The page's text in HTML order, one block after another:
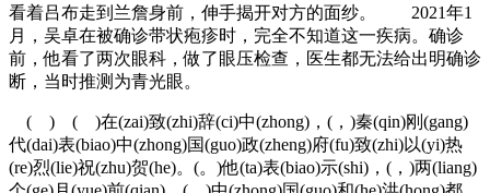
看着吕布走到兰詹身前，伸手揭开对方的面纱。 2021年1
月，吴卓在被确诊带状疱疹时，完全不知道这一疾病。确诊
前，他看了两次眼科，做了眼压检查，医生都无法给出明确诊
断，当时推测为青光眼。
( ) ( )在(zai)致(zhi)辞(ci)中(zhong)，(，)秦(qin)刚(gang)
代(dai)表(biao)中(zhong)国(guo)政(zheng)府(fu)致(zhi)以(yi)热
(re)烈(lie)祝(zhu)贺(he)。(。)他(ta)表(biao)示(shi)，(，)两(liang)